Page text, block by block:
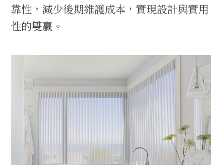
靠性，減少後期維護成本，實現設計與實用
性的雙贏。